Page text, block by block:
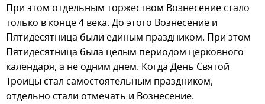
При этом отдельным торжеством Вознесение стало
только в конце 4 века. До этого Вознесение и
Пятидесятница были единым праздником. При этом
Пятидесятница была целым периодом церковного
календаря, а не одним днем. Когда День Святой
Троицы стал самостоятельным праздником,
отдельно стали отмечать и Вознесение.